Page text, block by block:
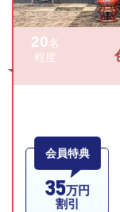
20名
程度
会員特典
35万円
割引